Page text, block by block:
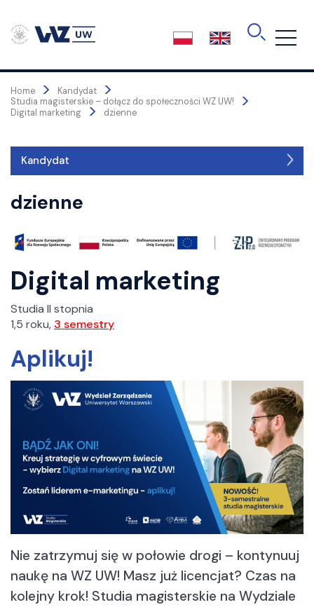
content
Home > Kandydat >
Studia magisterskie – dołącz do społeczności WZ UW! >
Digital marketing > dzienne
Kandydat
Kandydat
Dlaczego warto wybrać ten kierunek?
Czego się nauczysz?
Co dalej? – ścieżki kariery i możliwości po studiach
Kontakt z Sekcją Rekrutacji
2026/2027
Opłata rekrutacyjna
Opłaty za wydanie elektronicznej legitymacji studenckiej
(ELS)
O egzaminie
Wymagane dokumenty
Digital marketing – nowoczesne podejście do biznesu
Dane, technologia i komunikacja
Social media, e-commerce i budowanie marki
Praktyczne umiejętności i kontakt z branżą
Kierunek dla osób, które chcą więcej
Studiuj na Wydziale Zarządzania UW
dzienne
Digital marketing
Studia II stopnia
1,5 roku, 3 semestry
Aplikuj!
Nie zatrzymuj się w połowie drogi – kontynuuj
naukę na WZ UW! Masz już licencjat? Czas na
kolejny krok! Studia magisterskie na Wydziale